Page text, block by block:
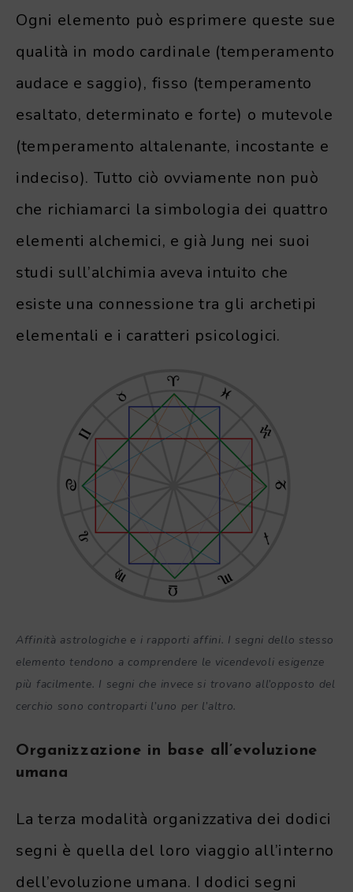
Ogni elemento può esprimere queste sue
qualità in modo cardinale (temperamento
audace e saggio), fisso (temperamento
esaltato, determinato e forte) o mutevole
(temperamento altalenante, incostante e
indeciso). Tutto ciò ovviamente non può
che richiamarci la simbologia dei quattro
elementi alchemici, e già Jung nei suoi
studi sull’alchimia aveva intuito che
esiste una connessione tra gli archetipi
elementali e i caratteri psicologici.
Affinità astrologiche e i rapporti affini. I segni dello stesso
elemento tendono a comprendere le vicendevoli esigenze
più facilmente. I segni che invece si trovano all’opposto del
cerchio sono controparti l’uno per l’altro.
Organizzazione in base all’evoluzione
umana
La terza modalità organizzativa dei dodici
segni è quella del loro viaggio all’interno
dell’evoluzione umana. I dodici segni